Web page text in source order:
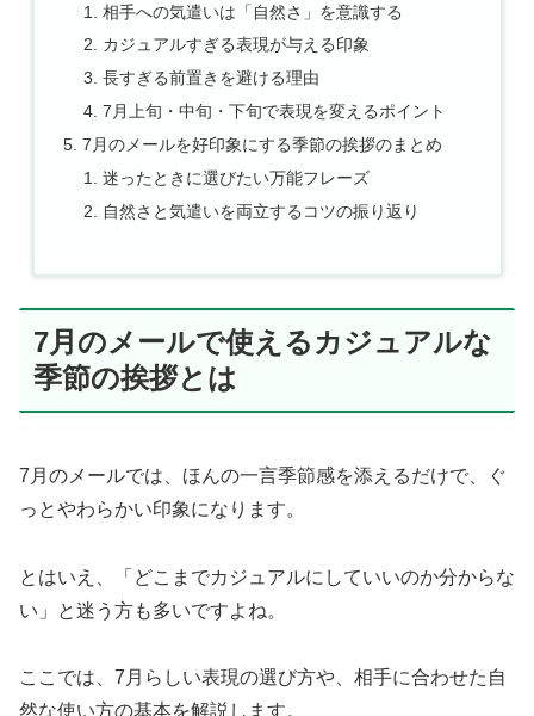
相手への気遣いは「自然さ」を意識する
カジュアルすぎる表現が与える印象
長すぎる前置きを避ける理由
7月上旬・中旬・下旬で表現を変えるポイント
7月のメールを好印象にする季節の挨拶のまとめ
迷ったときに選びたい万能フレーズ
自然さと気遣いを両立するコツの振り返り
7月のメールで使えるカジュアルな
季節の挨拶とは
7月のメールでは、ほんの一言季節感を添えるだけで、ぐ
っとやわらかい印象になります。
とはいえ、「どこまでカジュアルにしていいのか分からな
い」と迷う方も多いですよね。
ここでは、7月らしい表現の選び方や、相手に合わせた自
然な使い方の基本を解説します。